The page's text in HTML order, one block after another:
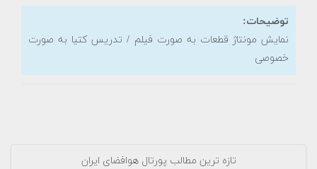
توضیحات:
نمایش مونتاژ قطعات به صورت فیلم / تدریس کتیا به صورت
خصوصی
تازه ترین مطالب پورتال هوافضای ایران